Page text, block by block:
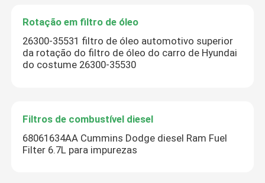
Rotação em filtro de óleo
26300-35531 filtro de óleo automotivo superior
da rotação do filtro de óleo do carro de Hyundai
do costume 26300-35530
Filtros de combustível diesel
68061634AA Cummins Dodge diesel Ram Fuel
Filter 6.7L para impurezas